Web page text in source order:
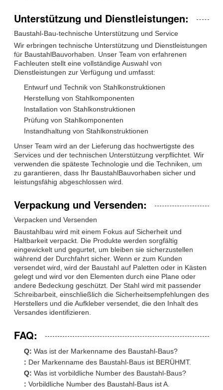
Unterstützung und Dienstleistungen:
Baustahl-Bau-technische Unterstützung und Service
Wir erbringen technische Unterstützung und Dienstleistungen
für BaustahlBauvorhaben. Unser Team von erfahrenen
Fachleuten stellt eine vollständige Auswahl von
Dienstleistungen zur Verfügung und umfasst:
Entwurf und Technik von Stahlkonstruktionen
Herstellung von Stahlkomponenten
Installation von Stahlkonstruktionen
Prüfung von Stahlkomponenten
Instandhaltung von Stahlkonstruktionen
Unser Team wird an der Lieferung das hochwertigste des
Services und der technischen Unterstützung verpflichtet. Wir
verwenden die späteste Technologie und die Techniken, um
zu garantieren, dass Ihr BaustahlBauvorhaben sicher und
leistungsfähig abgeschlossen wird.
Verpackung und Versenden:
Verpacken und Versenden
Baustahlbau wird mit einem Fokus auf Sicherheit und
Haltbarkeit verpackt. Die Produkte werden sorgfältig
eingewickelt und gegurtet, um bleiben sie sicherzustellen
während der Durchfahrt sicher. Wenn er zum Kunden
versendet wird, wird der Baustahl auf Paletten oder in Kästen
gelegt und wird vor den Elementen durch eine Plane oder
andere Bedeckung geschützt. Der Stahl wird mit passender
Schreibarbeit, einschließlich die Sicherheitsempfehlungen des
Herstellers und die Aufkleber versendet, die den Inhalt des
Versandes identifizieren.
FAQ:
Q: Was ist der Markenname des Baustahl-Baus?
: Der Markenname des Baustahl-Baus ist BERÜHMT.
Q: Was ist vorbildliche Number des Baustahl-Baus?
: Vorbildliche Number des Baustahl-Baus ist A.